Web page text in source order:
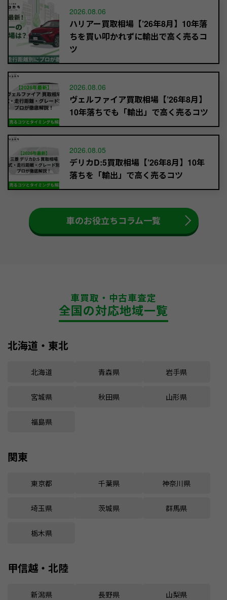
2026.08.06
ハリアー買取相場【’26年8月】10年落
ちを買い叩かれずに輸出で高く売るコ
ツ
2026.08.06
ヴェルファイア買取相場【’26年8月】
10年落ちでも「輸出」で高く売るコツ
2026.08.05
デリカD:5買取相場【’26年8月】10年
落ちを「輸出」で高く売るコツ
車のお役立ちコラム一覧
車買取・中古車査定
全国の対応地域一覧
北海道・東北
北海道 青森県 岩手県
宮城県 秋田県 山形県
福島県
関東
東京都 千葉県 神奈川県
埼玉県 茨城県 群馬県
栃木県
甲信越・北陸
新潟県 長野県 山梨県